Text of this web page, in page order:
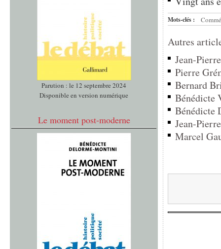
Parution : le 12 septembre 2024
Disponible en version numérique
Le moment post-moderne
Mots-clés :
Autres
Jean-
Pierre
Bernard
Bénédicte
Bénédicte
Jean-
Marcel